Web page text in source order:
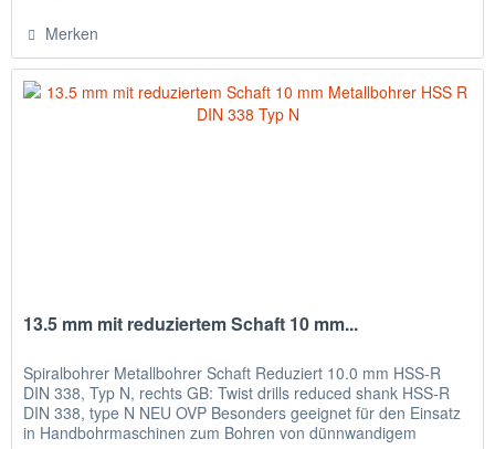
Merken
13.5 mm mit reduziertem Schaft 10 mm...
Spiralbohrer Metallbohrer Schaft Reduziert 10.0 mm HSS-R
DIN 338, Typ N, rechts GB: Twist drills reduced shank HSS-R
DIN 338, type N NEU OVP Besonders geeignet für den Einsatz
in Handbohrmaschinen zum Bohren von dünnwandigem